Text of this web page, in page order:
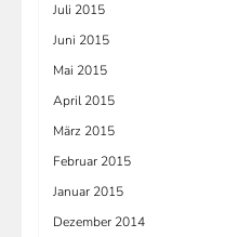
Juli 2015
Juni 2015
Mai 2015
April 2015
März 2015
Februar 2015
Januar 2015
Dezember 2014